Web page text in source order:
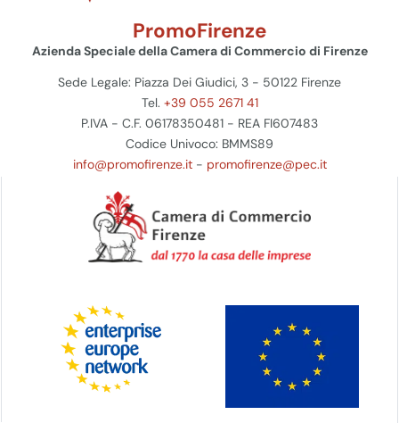
PromoFirenze
Azienda Speciale della Camera di Commercio di Firenze
Sede Legale: Piazza Dei Giudici, 3 - 50122 Firenze
Tel. +39 055 2671 41
P.IVA - C.F. 06178350481 - REA FI607483
Codice Univoco: BMMS89
info@promofirenze.it- promofirenze@pec.it